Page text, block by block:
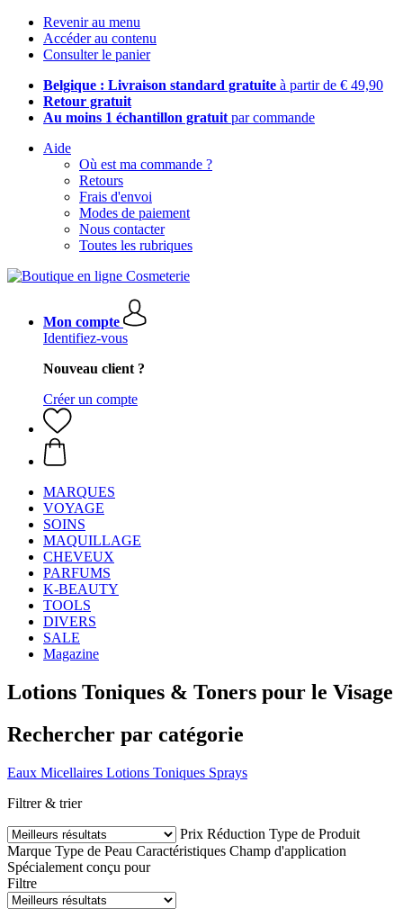
Revenir au menu
Accéder au contenu
Consulter le panier
Belgique : Livraison standard gratuite à partir de € 49,90
Retour gratuit
Au moins 1 échantillon gratuit par commande
Aide
Où est ma commande ?
Retours
Frais d'envoi
Modes de paiement
Nous contacter
Toutes les rubriques
Mon compte
Identifiez-vous
Nouveau client ?
Créer un compte
MARQUES
VOYAGE
SOINS
MAQUILLAGE
CHEVEUX
PARFUMS
K-BEAUTY
TOOLS
DIVERS
SALE
Magazine
Lotions Toniques & Toners pour le Visage
Rechercher par catégorie
Eaux Micellaires Lotions Toniques Sprays
Filtrer & trier
Prix Réduction Type de Produit
Marque Type de Peau Caractéristiques Champ d'application
Spécialement conçu pour
Filtre